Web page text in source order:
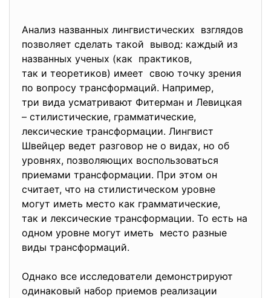
Анализ названных лингвистических взглядов
позволяет сделать такой вывод: каждый из
названных ученых (как практиков,
так и теоретиков) имеет свою точку зрения
по вопросу трансформаций. Например,
три вида усматривают Фитерман и Левицкая
– стилистические, грамматические,
лексические трансформации. Лингвист
Швейцер ведет разговор не о видах, но об
уровнях, позволяющих воспользоваться
приемами трансформации. При этом он
считает, что на стилистическом уровне
могут иметь место как грамматические,
так и лексические трансформации. То есть на
одном уровне могут иметь место разные
виды трансформаций.
Однако все исследователи демонстрируют
одинаковый набор приемов реализации